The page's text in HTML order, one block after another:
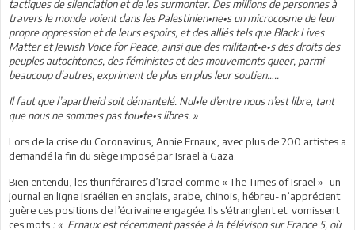
tactiques de silenciation et de les surmonter. Des millions de personnes à
travers le monde voient dans les Palestinien•ne•s un microcosme de leur
propre oppression et de leurs espoirs, et des alliés tels que Black Lives
Matter et Jewish Voice for Peace, ainsi que des militant•e•s des droits des
peuples autochtones, des féministes et des mouvements queer, parmi
beaucoup d'autres, expriment de plus en plus leur soutien…..
Il faut que l’apartheid soit démantelé. Nul•le d’entre nous n’est libre, tant
que nous ne sommes pas tou•te•s libres. »
Lors de la crise du Coronavirus, Annie Ernaux, avec plus de 200 artistes a
demandé la fin du siège imposé par Israël à Gaza.
Bien entendu, les thuriféraires d’Israël comme « The Times of Israël » -un
journal en ligne israélien en anglais, arabe, chinois, hébreu- n’apprécient
guère ces positions de l’écrivaine engagée. Ils s‘étranglent et vomissent
ces mots : « Ernaux est récemment passée à la télévison sur France 5, où